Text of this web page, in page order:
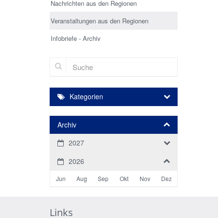
Nachrichten aus den Regionen
Veranstaltungen aus den Regionen
Infobriefe - Archiv
Suche
Kategorien
Archiv
2027
2026
Jun Aug Sep Okt Nov Dez
Links